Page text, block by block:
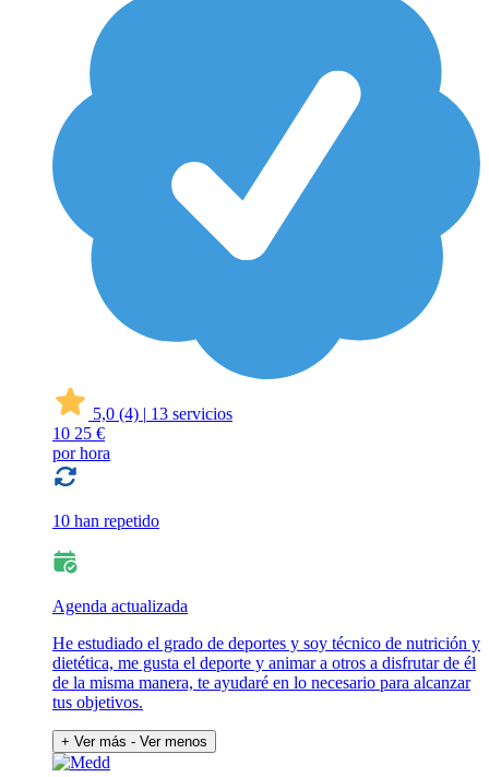
5,0 (4) | 13 servicios
10 25 €
por hora
10 han repetido
Agenda actualizada
He estudiado el grado de deportes y soy técnico de nutrición y
dietética, me gusta el deporte y animar a otros a disfrutar de él
de la misma manera, te ayudaré en lo necesario para alcanzar
tus objetivos.
+ Ver más - Ver menos